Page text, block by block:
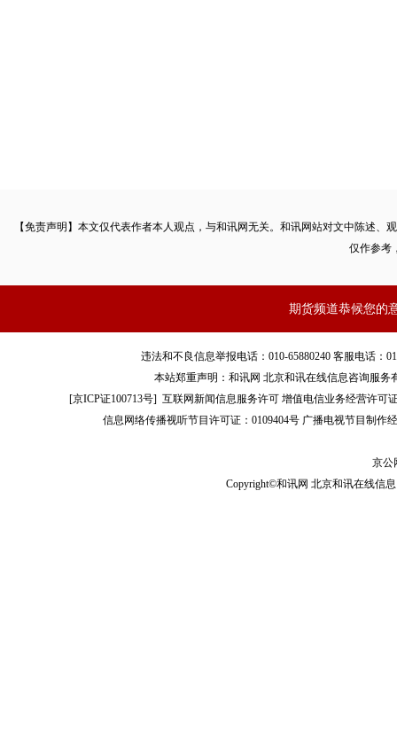
的期货公司，促进行业竞争和优化重组。三是大力推动员工持
力，必须要有一批骨干管理和业务人员。要通过适当的持股安
他们的工作积极性充分发挥出来。四是规范发展创新业务。资
特色，突出主动管理能力，业务的开展要和公司自身能力和资
生品报告库，引导风险管理公司围绕主业发挥专业优势，提升
风险管理业务创新发展取得初步成效，已成为期货行业服务实
2.4万多户，其中中小产业客户约1.5万。风险管理公司针对中
力弱、主体信用低、风险抵御能力弱等短板，创新推出了含权
【免责声明】本文仅代表作者本人观点，与和讯网无关。和讯网站对文中陈述
仅作参考
期货频道恭候您的
违法和不良信息举报电话：010-65880240 客服电话：
本站郑重声明：和讯网 北京和讯在线信息咨询服
[京ICP证100713号]互联网新闻信息服务许可 增值电信业务经营许可
信息网络传播视听节目许可证：0109404号 广播电视节目制作
京公
Copyright©和讯网 北京和讯在线信